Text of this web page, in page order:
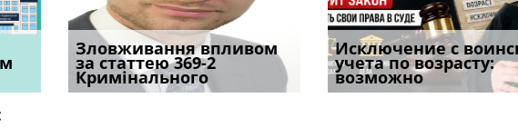
Суд оштрафував
командира військової
частини за ігн
Чоловік помер, але
позика залишилася: як
фраза «на
Зловживання впливом
за статтею 369-2
Кримінального
Переоформлення
відстрочки за іншою
підставою: нов
Обшук у житлі або офісі:
як діяти з перших
хвилин
Исключение с
учета по возрасту:
возможно
Восьмий ААС
підтвердив, що
може скас